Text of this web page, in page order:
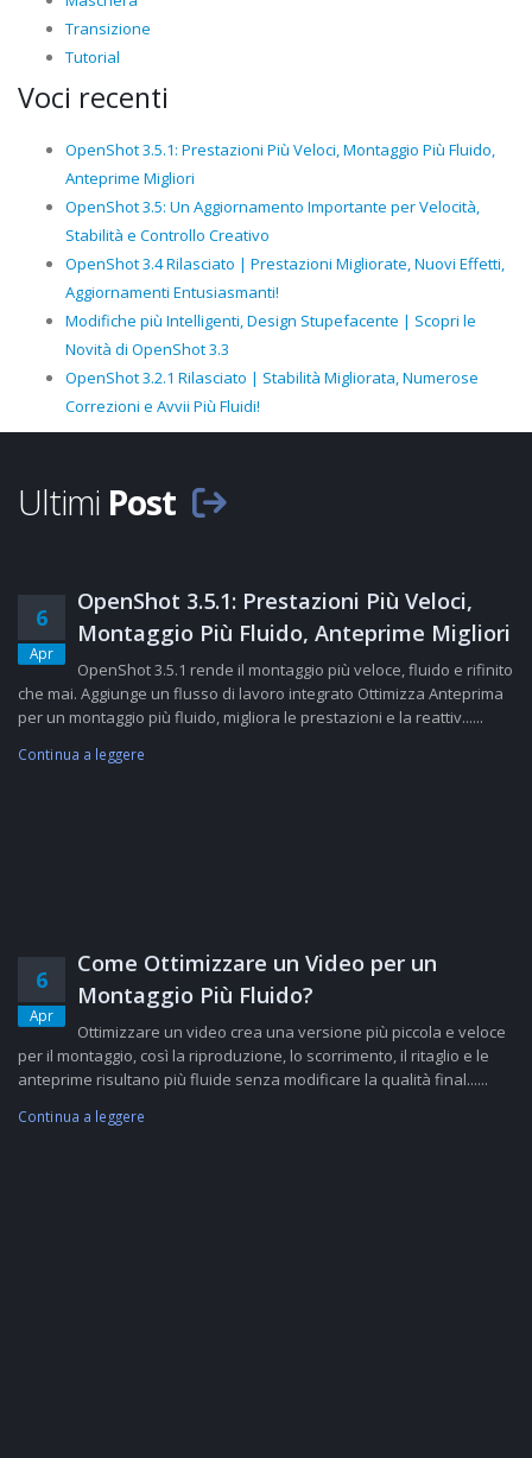
Transizione
Tutorial
Voci recenti
OpenShot 3.5.1: Prestazioni Più Veloci, Montaggio Più Fluido,
Anteprime Migliori
OpenShot 3.5: Un Aggiornamento Importante per Velocità,
Stabilità e Controllo Creativo
OpenShot 3.4 Rilasciato | Prestazioni Migliorate, Nuovi Effetti,
Aggiornamenti Entusiasmanti!
Modifiche più Intelligenti, Design Stupefacente | Scopri le
Novità di OpenShot 3.3
OpenShot 3.2.1 Rilasciato | Stabilità Migliorata, Numerose
Correzioni e Avvii Più Fluidi!
Ultimi Post
6
Apr
OpenShot 3.5.1: Prestazioni Più Veloci,
Montaggio Più Fluido, Anteprime Migliori
OpenShot 3.5.1 rende il montaggio più veloce, fluido e rifinito
che mai. Aggiunge un flusso di lavoro integrato Ottimizza Anteprima
per un montaggio più fluido, migliora le prestazioni e la reattiv......
Continua a leggere
6
Apr
Come Ottimizzare un Video per un
Montaggio Più Fluido?
Ottimizzare un video crea una versione più piccola e veloce
per il montaggio, così la riproduzione, lo scorrimento, il ritaglio e le
anteprime risultano più fluide senza modificare la qualità final......
Continua a leggere